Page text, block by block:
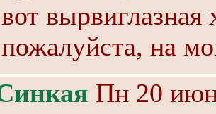
вот
пожалуйста, на
Пн 20